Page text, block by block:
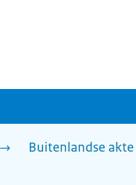
Buitenlandse